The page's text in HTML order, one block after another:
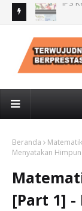
IPS
Beranda
Menyatakan
[Part 1]